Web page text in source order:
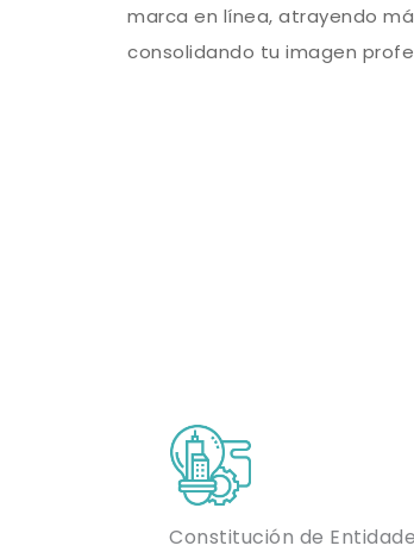
marca en línea, atrayendo
consolidando tu imagen
Constitución de